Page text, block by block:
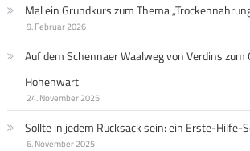
Mal ein Grundkurs zum Thema
9. Februar 2026
Auf dem Schennaer Waalweg von Verdins zum
Hohenwart
24. November 2025
Sollte in jedem Rucksack sein: ein Erste-Hilfe-
6. November 2025